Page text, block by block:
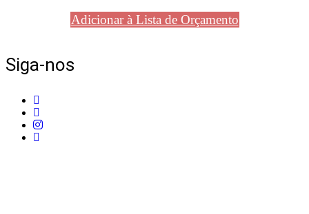
Adicionar à Lista de Orçamento
Siga-nos